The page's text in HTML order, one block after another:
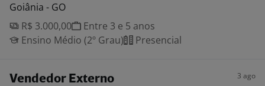
Goiânia - GO
R$ 3.000,00
Entre 3 e 5 anos
Ensino Médio (2º Grau)
Presencial
Vendedor Externo 3 ago